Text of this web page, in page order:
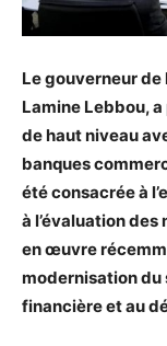
Le gouverneur de
Lamine Lebbou,
de haut niveau
banques
été consacrée à
à l’évaluation
en œuvre
modernisation du
financière et au